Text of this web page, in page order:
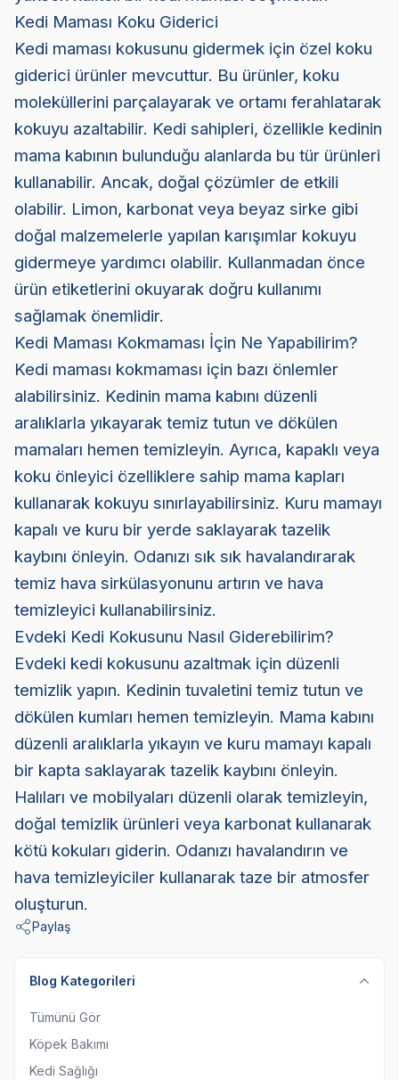
Kedi Maması Koku Giderici
Kedi maması kokusunu gidermek için özel koku
giderici ürünler mevcuttur. Bu ürünler, koku
moleküllerini parçalayarak ve ortamı ferahlatarak
kokuyu azaltabilir. Kedi sahipleri, özellikle kedinin
mama kabının bulunduğu alanlarda bu tür ürünleri
kullanabilir. Ancak, doğal çözümler de etkili
olabilir. Limon, karbonat veya beyaz sirke gibi
doğal malzemelerle yapılan karışımlar kokuyu
gidermeye yardımcı olabilir. Kullanmadan önce
ürün etiketlerini okuyarak doğru kullanımı
sağlamak önemlidir.
Kedi Maması Kokmaması İçin Ne Yapabilirim?
Kedi maması kokmaması için bazı önlemler
alabilirsiniz. Kedinin mama kabını düzenli
aralıklarla yıkayarak temiz tutun ve dökülen
mamaları hemen temizleyin. Ayrıca, kapaklı veya
koku önleyici özelliklere sahip mama kapları
kullanarak kokuyu sınırlayabilirsiniz. Kuru mamayı
kapalı ve kuru bir yerde saklayarak tazelik
kaybını önleyin. Odanızı sık sık havalandırarak
temiz hava sirkülasyonunu artırın ve hava
temizleyici kullanabilirsiniz.
Evdeki Kedi Kokusunu Nasıl Giderebilirim?
Evdeki kedi kokusunu azaltmak için düzenli
temizlik yapın. Kedinin tuvaletini temiz tutun ve
dökülen kumları hemen temizleyin. Mama kabını
düzenli aralıklarla yıkayın ve kuru mamayı kapalı
bir kapta saklayarak tazelik kaybını önleyin.
Halıları ve mobilyaları düzenli olarak temizleyin,
doğal temizlik ürünleri veya karbonat kullanarak
kötü kokuları giderin. Odanızı havalandırın ve
hava temizleyiciler kullanarak taze bir atmosfer
oluşturun.
Paylaş
Blog Kategorileri
Tümünü Gör
Köpek Bakımı
Kedi Sağlığı